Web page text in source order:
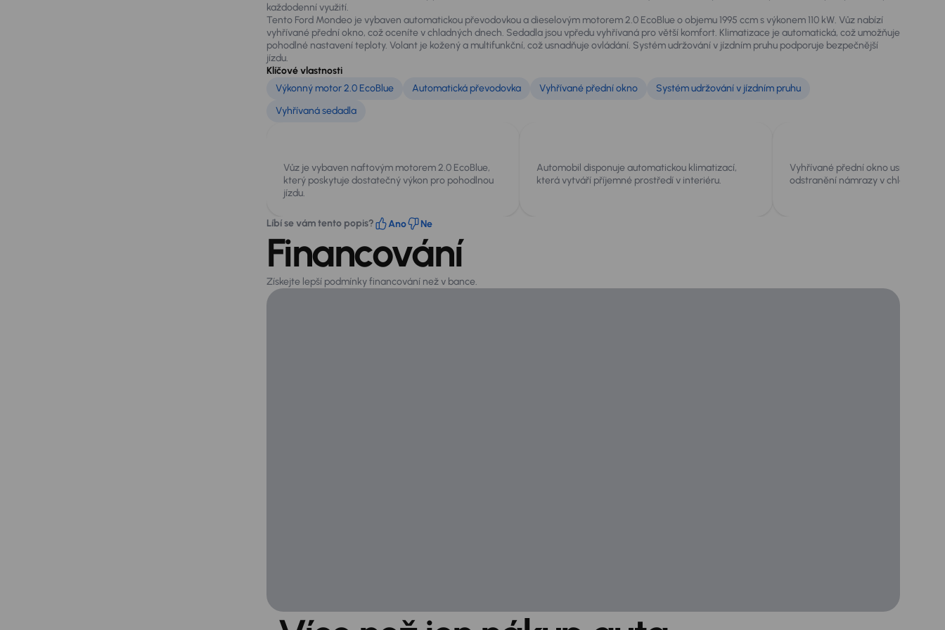
každodenní využití.
Tento Ford Mondeo je vybaven automatickou převodovkou a dieselovým motorem 2.0 EcoBlue o objemu 1995 ccm s výkonem 110 kW. Vůz nabízí
vyhřívané přední okno, což oceníte v chladných dnech. Sedadla jsou vpředu vyhřívaná pro větší komfort. Klimatizace je automatická, což umožňuje
pohodlné nastavení teploty. Volant je kožený a multifunkční, což usnadňuje ovládání. Systém udržování v jízdním pruhu podporuje bezpečnější
jízdu.
Klíčové vlastnosti
Výkonný motor 2.0 EcoBlue
Automatická převodovka Vyhřívané přední okno
Systém udržování v jízdním pruhu
Vyhřívaná sedadla
Vůz je vybaven naftovým motorem 2.0 EcoBlue,
který poskytuje dostatečný výkon pro pohodlnou
jízdu.
Automobil disponuje automatickou klimatizací,
která vytváří příjemné prostředí v interiéru.
Vyhřívané přední okno usnadňuje
odstranění námrazy v chladném
Líbí se vám tento popis? Ano Ne
Financování
Získejte lepší podmínky financování než v bance.